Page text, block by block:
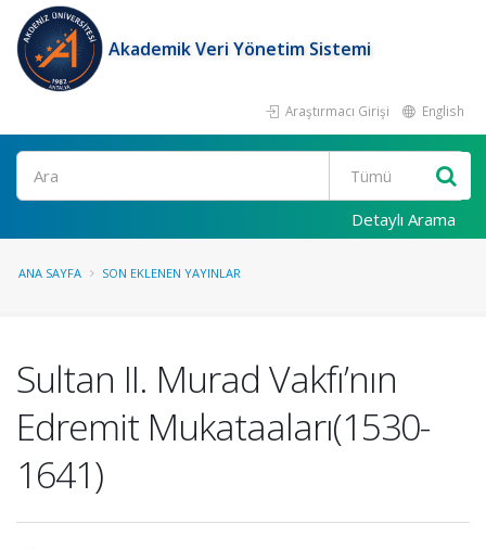
Akademik Veri Yönetim Sistemi
Araştırmacı Girişi English
Ara
Detaylı Arama
ANA SAYFA SON EKLENEN YAYINLAR
Sultan II. Murad Vakfı’nın
Edremit Mukataaları(1530-
1641)